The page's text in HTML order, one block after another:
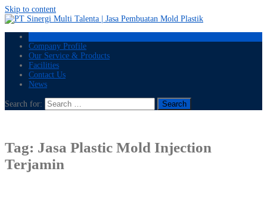
Skip to content
Company Profile
Our Service & Products
Facilities
Contact Us
News
Search for:
Tag: Jasa Plastic Mold Injection
Terjamin